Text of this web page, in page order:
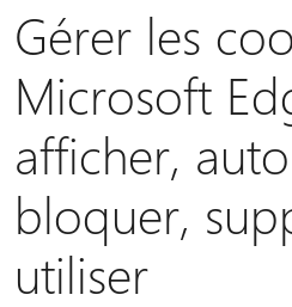
Gérer les
Microsoft
afficher,
bloquer,
utiliser